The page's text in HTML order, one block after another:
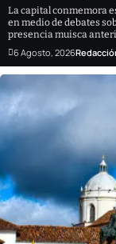
La capital conmemora
en medio de debates
presencia muisca
6 Agosto, 2026